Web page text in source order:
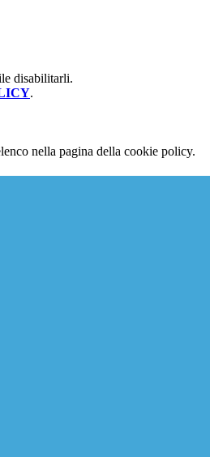
disabilitarli.
.
nella pagina della cookie policy.